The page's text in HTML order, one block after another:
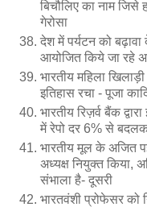
बिचौलिए का नाम जिसे
गेरोसा
देश में पर्यटन को
आयोजित किये जा रहे
भारतीय महिला
इतिहास रचा - पूजा
भारतीय रिज़र्व बैंक
में रेपो दर 6% से
भारतीय मूल के अजित
अध्यक्ष नियुक्त किया,
संभाला है- दूसरी
भारतवंशी प्रोफेसर को